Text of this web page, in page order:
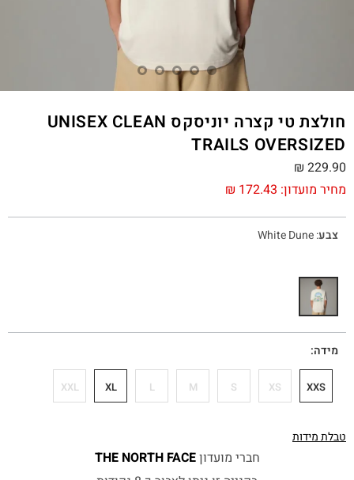
חולצת טי קצרה יוניסקס UNISEX CLEAN
TRAILS OVERSIZED
מחיר מועדון: ₪ 172.43
₪ 229.90
צבע:
White Dune
מידה
XXS
XS
S
M
L
XL
XXL
טבלת מידות
חברי מועדוןTHE NORTH FACE